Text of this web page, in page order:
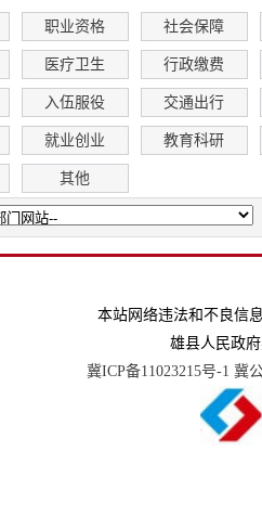
职业资格 社会保障
医疗卫生 行政缴费
入伍服役 交通出行
就业创业 教育科研
其他
本站网络违法和不良信
雄县人民政
冀ICP备11023215号-1 冀